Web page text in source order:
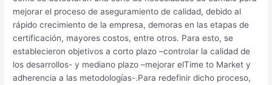
mejorar el proceso de aseguramiento de calidad, debido al
rápido crecimiento de la empresa, demoras en las etapas de
certificación, mayores costos, entre otros. Para esto, se
establecieron objetivos a corto plazo –controlar la calidad de
los desarrollos- y mediano plazo –mejorar elTime to Market y
adherencia a las metodologías-.Para redefinir dicho proceso,